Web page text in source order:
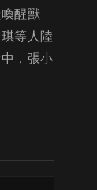
醒獸
等人陸
，張小